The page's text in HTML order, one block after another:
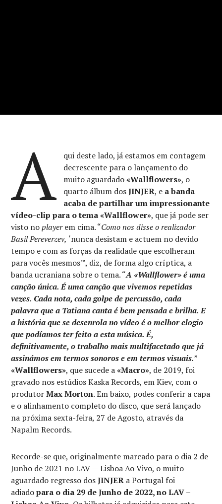
A
qui deste lado, já estamos em contagem
decrescente para o lançamento do
muito aguardado«Wallflowers», o
quarto álbum dosJINJER, e a banda
acaba de partilhar um impressionante
vídeo-clip para o tema «Wallflower», que já pode ser
visto noplayerem cima. “Como nos disse o realizador
Basil Pereverzev, ‘nunca desistam e actuem no devido
tempo e com as forças da realidade que escolheram
para vocês mesmos'”, diz, de forma algo críptica, a
banda ucraniana sobre o tema. “A «Wallflower» é uma
canção única. É uma canção que vivemos repetidas
vezes. Cada nota, cada golpe de percussão, cada
palavra que a Tatiana canta é bem pensada e brilha. E
a história que se desenrola no vídeo é o melhor elogio
que podíamos ter feito a esta música. É,
definitivamente, o trabalho mais multifacetado que já
assinámos em termos sonoros e em termos visuais.”
«Wallflowers», que sucede a«Macro», de 2019, foi
gravado nos estúdios Kaska Records, em Kiev, com o
produtorMax Morton. Em baixo, podes conferir a capa
e o alinhamento completo do disco, que será lançado
na próxima sexta-feira, 27 de Agosto, através da
Napalm Records.
Recorde-se que, originalmente marcado para o dia 2 de
Junho de 2021 no LAV — Lisboa Ao Vivo, o muito
aguardado regresso dosJINJER a Portugal foi
adiadopara o dia 29 de Junho de 2022, no LAV –